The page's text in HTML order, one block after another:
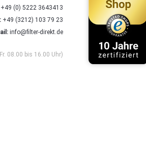
(0) 5222 3643413
+49 (3212) 103 79 23
info@filter-direkt.de
08.00 bis 16.00 Uhr)